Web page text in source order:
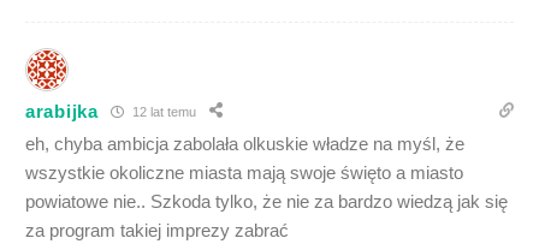
arabijka 12 lat temu
eh, chyba ambicja zabolała olkuskie władze na myśl, że
wszystkie okoliczne miasta mają swoje święto a miasto
powiatowe nie.. Szkoda tylko, że nie za bardzo wiedzą jak się
za program takiej imprezy zabrać